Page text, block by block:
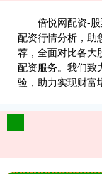
倍悦网配资-
配资行情分析，助
荐，全面对比各大
配资服务。我们致
验，助力实现财富